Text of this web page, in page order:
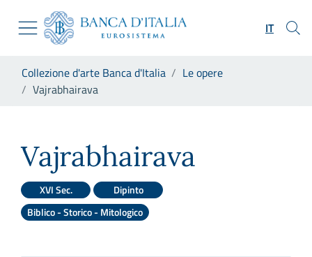
Skip to Main Content
Vai al sito istituzionale
Vai al menu di navigazione
Vai alla ricerca
Vai al footer
IT
Collezione d'arte Banca d'Italia
Le opere
Vajrabhairava
Vajrabhairava
XVI Sec.
Dipinto
Biblico - Storico - Mitologico